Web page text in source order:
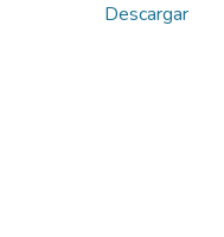
Descargar